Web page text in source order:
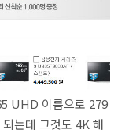
UHD 이름으로 279
는데 그것도 4K 해